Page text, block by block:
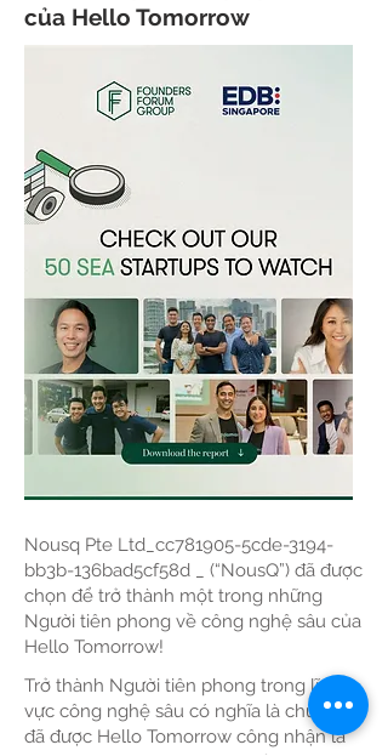
của Hello Tomorrow
Nousq Pte Ltd _cc781905-5cde-3194-
bb3b-136bad5cf58d _ (“NousQ”) đã được
chọn để trở thành một trong những
Người tiên phong về công nghệ sâu của
Hello Tomorrow!
Trở thành Người tiên phong trong lĩnh
vực công nghệ sâu có nghĩa là chúng tôi
đã được Hello Tomorrow công nhận là